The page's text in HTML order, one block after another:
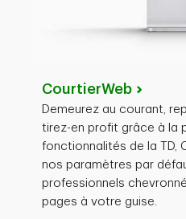
CourtierWeb
Demeurez au courant,
tirez-en profit grâce à la
fonctionnalités de la TD,
nos paramètres par
professionnels
pages à votre guise.